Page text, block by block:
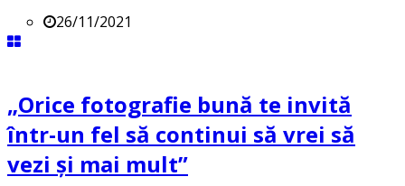
26/11/2021
„Orice fotografie bună te invită
într-un fel să continui să vrei să
vezi și mai mult”